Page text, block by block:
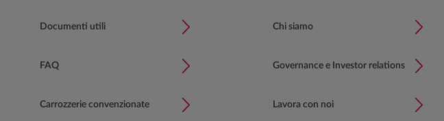
Documenti utili
FAQ
Carrozzerie convenzionate
Chi siamo
Governance e Investor relations
Lavora con noi